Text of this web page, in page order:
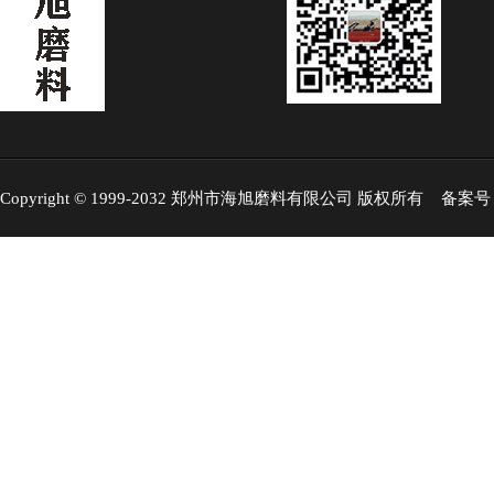
Copyright © 1999-2032 郑州市海旭磨料有限公司 版权所有 备案号